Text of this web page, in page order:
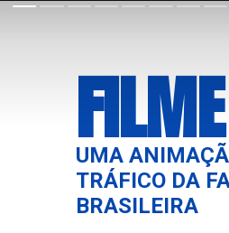
UMA
TRÁFICO DA
BRASILEIRA